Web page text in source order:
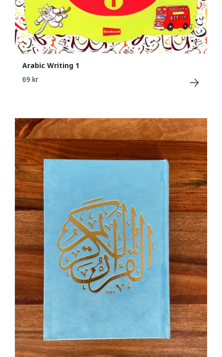
Arabic Writing 1
69 kr